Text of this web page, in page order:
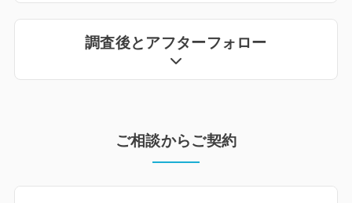
調査後とアフターフォロー
ご相談からご契約